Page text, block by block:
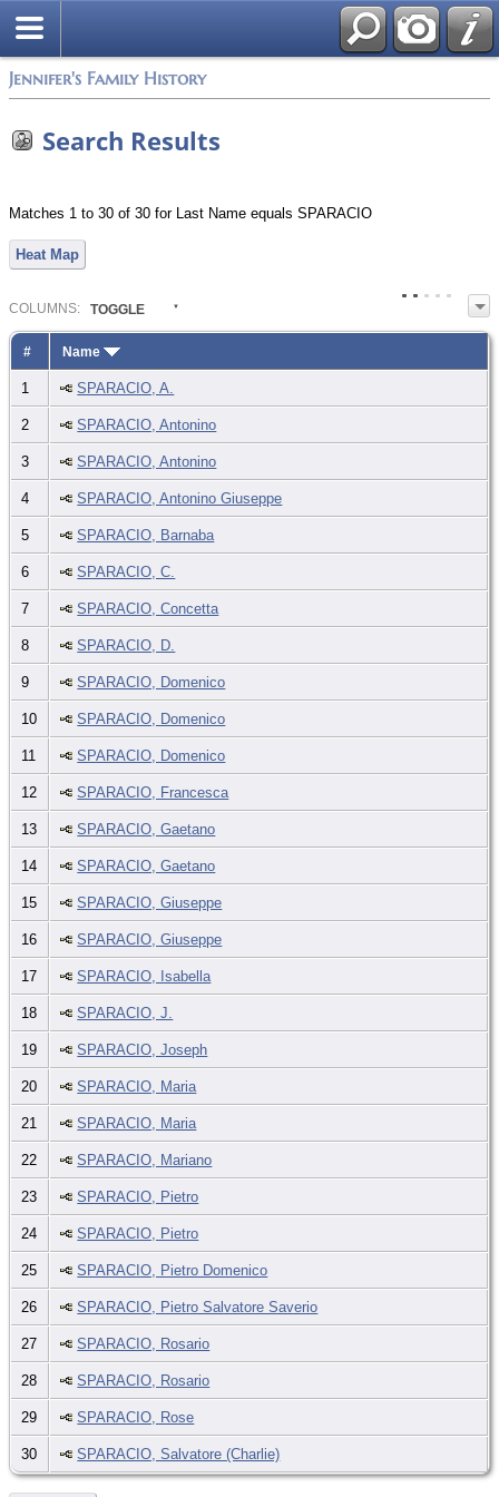
Jennifer's Family History
Search Results
Matches 1 to 30 of 30 for Last Name equals SPARACIO
Heat Map
COLUMN S: TOGGLE
# Name
1 SPARACIO, A.
2 SPARACIO, Antonino
3 SPARACIO, Antonino
4 SPARACIO, Antonino Giuseppe
5 SPARACIO, Barnaba
6 SPARACIO, C.
7 SPARACIO, Concetta
8 SPARACIO, D.
9 SPARACIO, Domenico
10 SPARACIO, Domenico
11 SPARACIO, Domenico
12 SPARACIO, Francesca
13 SPARACIO, Gaetano
14 SPARACIO, Gaetano
15 SPARACIO, Giuseppe
16 SPARACIO, Giuseppe
17 SPARACIO, Isabella
18 SPARACIO, J.
19 SPARACIO, Joseph
20 SPARACIO, Maria
21 SPARACIO, Maria
22 SPARACIO, Mariano
23 SPARACIO, Pietro
24 SPARACIO, Pietro
25 SPARACIO, Pietro Domenico
26 SPARACIO, Pietro Salvatore Saverio
27 SPARACIO, Rosario
28 SPARACIO, Rosario
29 SPARACIO, Rose
30 SPARACIO, Salvatore (Charlie)